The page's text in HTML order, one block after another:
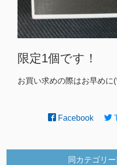
限定1個です！
お買い求めの際はお早めに
Facebook
同カテゴリ